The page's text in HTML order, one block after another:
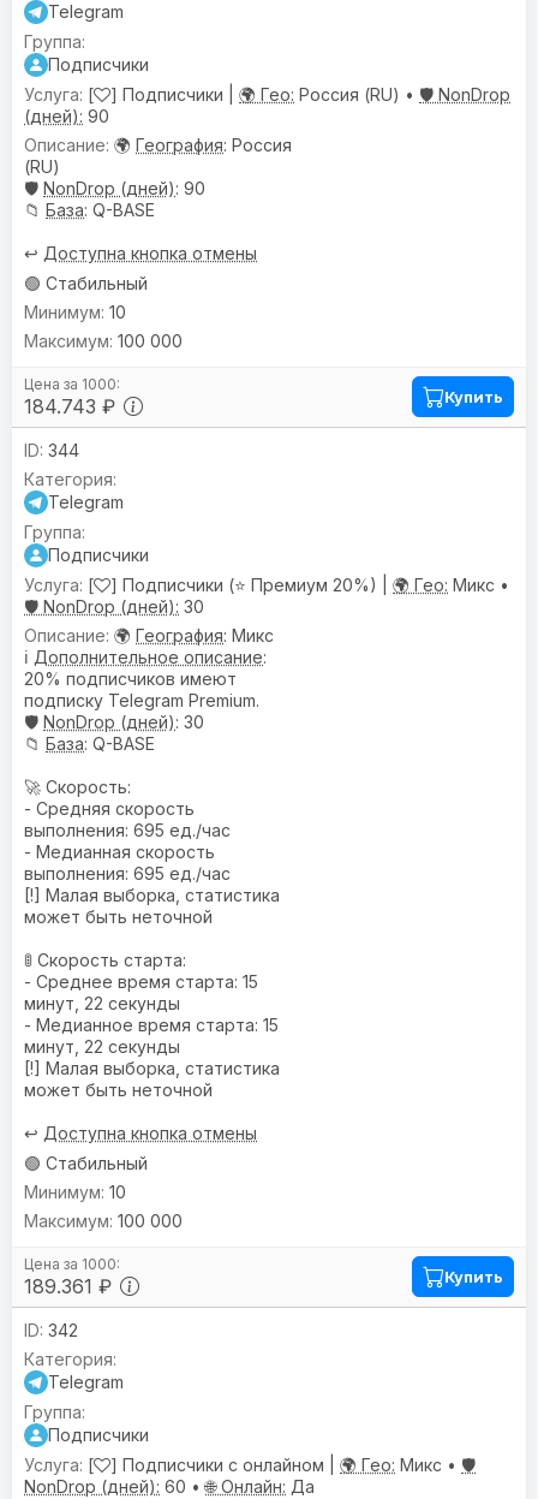
Telegram
Подписчики
[
] Подписчики | 🌍 Гео: Россия (RU) • 🛡️ NonDrop
(дней): 90
🌍 География: Россия
(RU)
🛡️ NonDrop (дней): 90
📁 База: Q-BASE
↩️ Доступна кнопка отмены
🟢 Стабильный
184.743 ₽
10
100 000
Купить
344
Telegram
Подписчики
[
] Подписчики (⭐ Премиум 20%) | 🌍 Гео: Микс •
🛡️ NonDrop (дней): 30
🌍 География: Микс
ℹ️ Дополнительное описание:
20% подписчиков имеют
подписку Telegram Premium.
🛡️ NonDrop (дней): 30
📁 База: Q-BASE
🚀 Скорость:
- Средняя скорость
выполнения: 695 ед./час
- Медианная скорость
выполнения: 695 ед./час
[!] Малая выборка, статистика
может быть неточной
🚦 Скорость старта:
- Среднее время старта: 15
минут, 22 секунды
- Медианное время старта: 15
минут, 22 секунды
[!] Малая выборка, статистика
может быть неточной
↩️ Доступна кнопка отмены
🟢 Стабильный
189.361 ₽
10
100 000
Купить
342
Telegram
Подписчики
[
] Подписчики с онлайном | 🌍 Гео: Микс • 🛡️
NonDrop (дней): 60 •🌐 Онлайн: Да